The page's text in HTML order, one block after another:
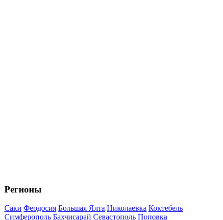
Регионы
Саки Феодосия Большая Ялта Николаевка Коктебель
Симферополь Бахчисарай Севастополь Поповка